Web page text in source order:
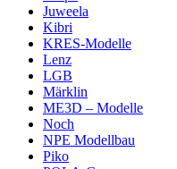
Juweela
Kibri
KRES-Modelle
Lenz
LGB
Märklin
ME3D – Modelle
Noch
NPE Modellbau
Piko